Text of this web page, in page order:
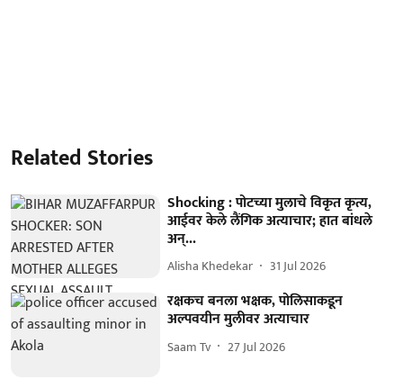
Related Stories
Shocking : पोटच्या मुलाचे विकृत कृत्य,
आईवर केले लैंगिक अत्याचार; हात बांधले
अन्...
Alisha Khedekar 31 Jul 2026
रक्षकच बनला भक्षक, पोलिसाकडून
अल्पवयीन मुलीवर अत्याचार
Saam Tv 27 Jul 2026